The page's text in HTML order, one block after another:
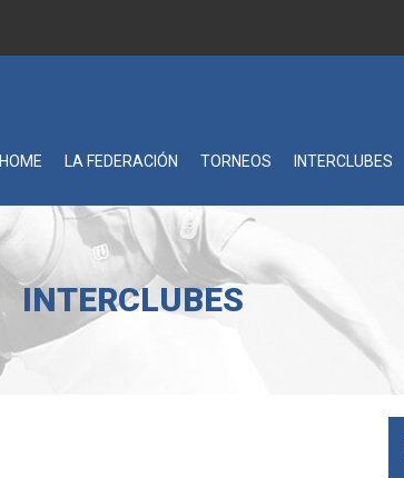
HOME LA FEDERACIÓN TORNEOS INTERCLUBES
INTERCLUBES